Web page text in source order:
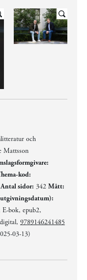
och
Mattsson
kod:
Antal sidor: 342 Mått:
bok, epub2,
9789146241485
03-13)